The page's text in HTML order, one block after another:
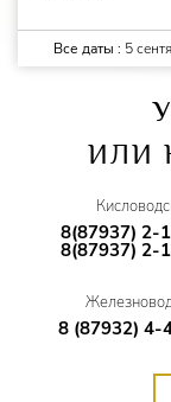
Все даты : 5
ИЛИ
8(87937) 2-
8(87937) 2-
8 (87932) 4-